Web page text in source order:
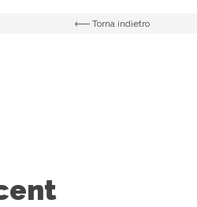
Torna indietro